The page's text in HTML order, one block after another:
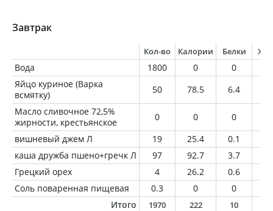
Завтрак
Кол-во Калории Белки
Вода 1800 0 0
Яйцо куриное (Варка
всмятку)
50 78.5 6.4
Масло сливочное 72,5%
жирности, крестьянское
0 0 0
вишневый джем Л
19 25.4 0.1
каша дружба пшено+гречк Л
97 92.7 3.7
Грецкий орех
4 26.2 0.6
Соль поваренная пищевая
0.3 0 0
Итого
1970 222 10